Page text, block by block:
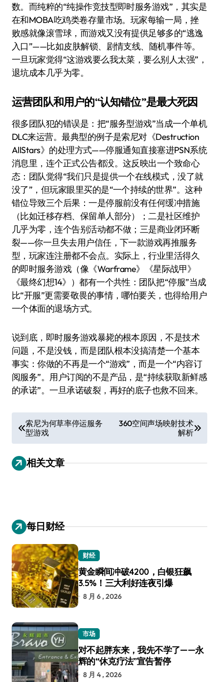
数。而纯粹的“纯操作竞技型即时服务游戏”，其实是
在和MOBA吃鸡类卷存量市场。玩家每输一局，挫
败感就像滚雪球，而游戏又没有提供足够多的“逃逸
入口”——比如皮肤解锁、剧情支线、随机事件等。
一旦玩家觉得“这游戏要么我太菜，要么别人太强”，
退坑成本几乎为零。
运营团队和用户的“认知错位”是最大死因
很多团队犯的错误是：把“服务型游戏”当成一个单机
DLC来运营。最典型的例子是索尼对《Destruction
AllStars》的处理方式——停服通知直接塞进PSN系统
消息里，连个正式公告都没。这反映出一个致命心
态：团队觉得“我们只是提供一个在线模式，没了就
没了”，但玩家眼里买的是“一个持续的世界”。这种
错位导致三个后果：一是停服前没有任何缓冲措施
（比如迁移存档、保留单人部分）；二是社区维护
几乎为零，连个告别活动都不做；三是商业闭环断
裂——你一旦失去用户信任，下一款游戏再推服务
型，玩家连注册都不会点。实际上，行业里活得久
的即时服务游戏（像《Warframe》《星际战甲》
《最终幻想14》）都有一个共性：团队把“停服”当成
比“开服”更需要敬畏的事情，哪怕要关，也得给用户
一个体面的退场方式。
说到底，即时服务游戏暴毙的根本原因，不是技术
问题，不是没钱，而是团队根本没搞清楚一个基本
事实：你做的不再是一个“游戏”，而是一个“内容订
阅服务”。用户订阅的不是产品，是“持续获取新鲜感
的承诺”。一旦承诺破裂，再好的底子也救不回来。
章
导
航
索尼为何草率停运服务
型游戏
360空间声场映射技术
解析
相关文章
每日财经
财经
黄金瞬间冲破4200，白银狂飙
3.5%！三大利好连夜引爆
8 月 6 , 2026
市场
对不起胖东来，我先不学了——永
辉的“休克疗法”宣告暂停
8 月 4 , 2026